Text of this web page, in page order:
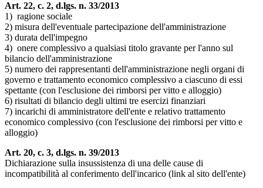
Art. 22, c. 2, d.lgs. n. 33/2013
1) ragione sociale
2) misura dell'eventuale partecipazione dell'amministrazione
3) durata dell'impegno
4) onere complessivo a qualsiasi titolo gravante per l'anno sul
bilancio dell'amministrazione
5) numero dei rappresentanti dell'amministrazione negli organi di
governo e trattamento economico complessivo a ciascuno di essi
spettante (con l'esclusione dei rimborsi per vitto e alloggio)
6) risultati di bilancio degli ultimi tre esercizi finanziari
7) incarichi di amministratore dell'ente e relativo trattamento
economico complessivo (con l'esclusione dei rimborsi per vitto e
alloggio)
Art. 20, c. 3, d.lgs. n. 39/2013
Dichiarazione sulla insussistenza di una delle cause di
incompatibilità al conferimento dell'incarico (link al sito dell'ente)